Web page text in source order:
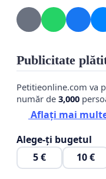
Publicitate
Petitieonline.com va
număr de 3,000
Aflați mai
Alege-ți bugetul
5 €
10 €